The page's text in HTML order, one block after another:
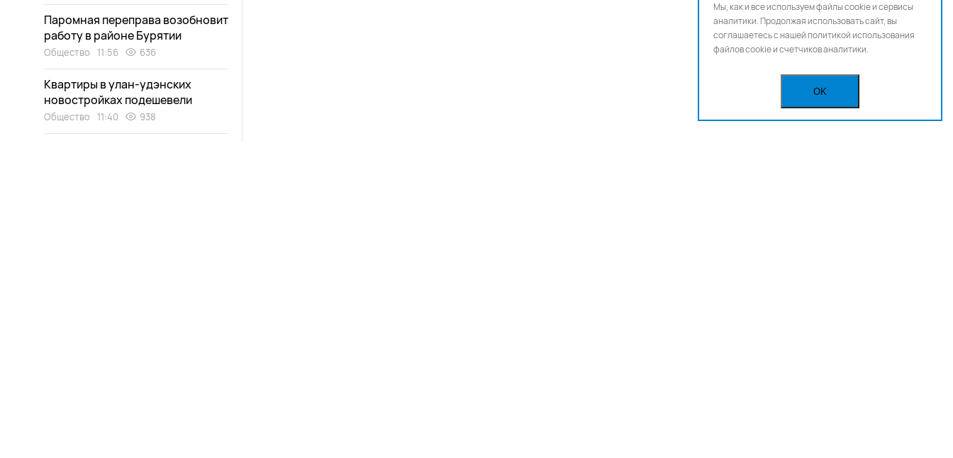
Паромная переправа возобновит
работу в районе Бурятии
Общество 11:56 636
Квартиры в улан-удэнских
новостройках подешевели
Общество 11:40 938
Мы, как и все используем файлы cookie и сервисы
аналитики. Продолжая использовать сайт, вы
соглашаетесь с нашейполитикой использования
файлов cookie и счетчиков аналитики.
OK